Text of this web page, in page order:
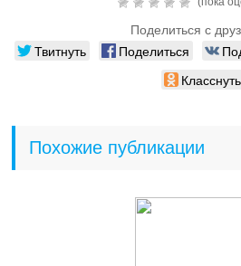
Поделиться с
Твитнуть Поделиться
Класснуть
Похожие публикации